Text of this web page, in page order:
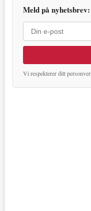
Meld på nyhetsbrev:
Vi respekterer ditt